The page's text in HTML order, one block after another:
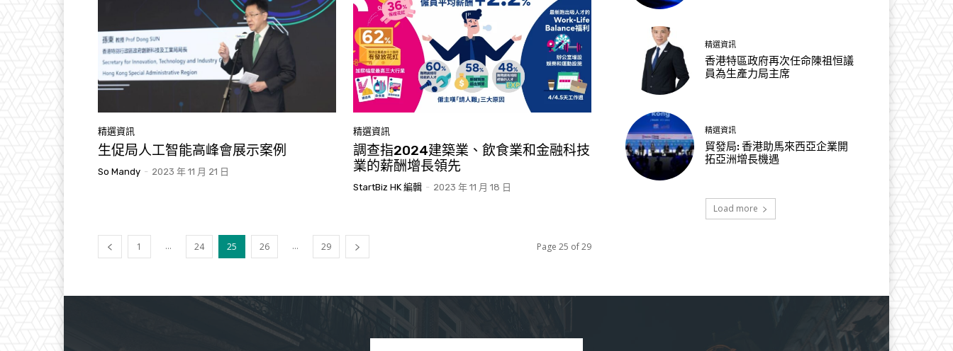
精選資訊
生促局人工智能高峰會展示案例
So Mandy - 2023 年 11 月 21 日
精選資訊
調查指2024建築業、飲食業和金融科技
業的薪酬增長領先
StartBiz HK 編輯 - 2023 年 11 月 18 日
1 ... 24 25 26 ... 29 Page 25 of 29
精選資訊
香港特區政府再次任命陳祖恒議
員為生產力局主席
精選資訊
貿發局: 香港助馬來西亞企業開
拓亞洲增長機遇
Load more